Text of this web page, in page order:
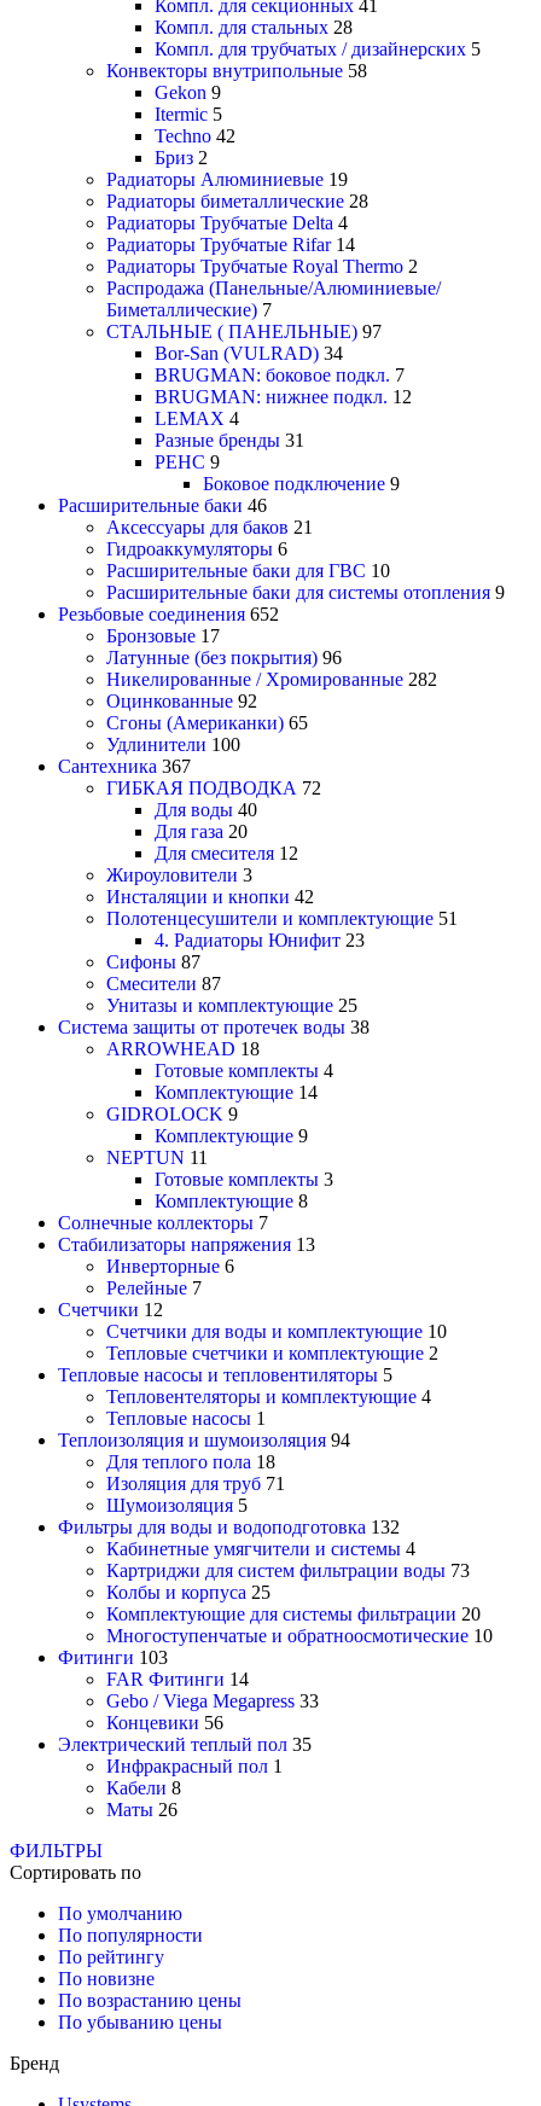
Компл. для секционных 41
Компл. для стальных 28
Компл. для трубчатых / дизайнерских 5
Конвекторы внутрипольные 58
Gekon 9
Itermic 5
Techno 42
Бриз 2
Радиаторы Алюминиевые 19
Радиаторы биметаллические 28
Радиаторы Трубчатые Delta 4
Радиаторы Трубчатые Rifar 14
Радиаторы Трубчатые Royal Thermo 2
Распродажа (Панельные/Алюминиевые/
Биметаллические) 7
СТАЛЬНЫЕ ( ПАНЕЛЬНЫЕ) 97
Bor-San (VULRAD) 34
BRUGMAN: боковое подкл. 7
BRUGMAN: нижнее подкл. 12
LEMAX 4
Разные бренды 31
РЕНС 9
Боковое подключение 9
Расширительные баки 46
Аксессуары для баков 21
Гидроаккумуляторы 6
Расширительные баки для ГВС 10
Расширительные баки для системы отопления 9
Резьбовые соединения 652
Бронзовые 17
Латунные (без покрытия) 96
Никелированные / Хромированные 282
Оцинкованные 92
Сгоны (Американки) 65
Удлинители 100
Сантехника 367
ГИБКАЯ ПОДВОДКА 72
Для воды 40
Для газа 20
Для смесителя 12
Жироуловители 3
Инсталяции и кнопки 42
Полотенцесушители и комплектующие 51
4. Радиаторы Юнифит 23
Сифоны 87
Смесители 87
Унитазы и комплектующие 25
Система защиты от протечек воды 38
ARROWHEAD 18
Готовые комплекты 4
Комплектующие 14
GIDROLOCK 9
Комплектующие 9
NEPTUN 11
Готовые комплекты 3
Комплектующие 8
Солнечные коллекторы 7
Стабилизаторы напряжения 13
Инверторные 6
Релейные 7
Счетчики 12
Счетчики для воды и комплектующие 10
Тепловые счетчики и комплектующие 2
Тепловые насосы и тепловентиляторы 5
Тепловентеляторы и комплектующие 4
Тепловые насосы 1
Теплоизоляция и шумоизоляция 94
Для теплого пола 18
Изоляция для труб 71
Шумоизоляция 5
Фильтры для воды и водоподготовка 132
Кабинетные умягчители и системы 4
Картриджи для систем фильтрации воды 73
Колбы и корпуса 25
Комплектующие для системы фильтрации 20
Многоступенчатые и обратноосмотические 10
Фитинги 103
FAR Фитинги 14
Gebo / Viega Megapress 33
Концевики 56
Электрический теплый пол 35
Инфракрасный пол 1
Кабели 8
Маты 26
ФИЛЬТРЫ
Сортировать по
По умолчанию
По популярности
По рейтингу
По новизне
По возрастанию цены
По убыванию цены
Бренд